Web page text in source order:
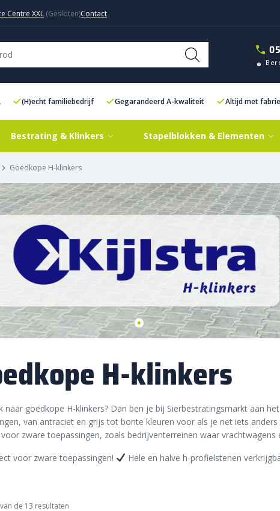
Centre XXL Contact
(H)echt familiebedrijf Gegarandeerd A-kwaliteit Altijd met
Bestrating & Klinkers Stapelblokken & Elementen
Goedkope H-klinkers
H-klinkers
naar goedkope H-klinkers? Dan ben je bij Sierbestratingsmarkt aan
van antraciet en grijs tot bonte kleuren voor als je net iets
zware toepassingen, zoals bedrijventerreinen waar
voor zware toepassingen!
Hele en halve h-profielstenen
van de 13 resultaten